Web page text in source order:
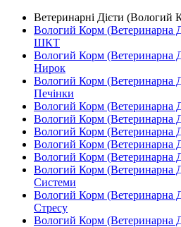
Ветеринарні Дієти (Вологий
Вологий Корм (Ветеринарна
ШКТ
Вологий Корм (Ветеринарна
Нирок
Вологий Корм (Ветеринарна
Печінки
Вологий Корм (Ветеринарна
Вологий Корм (Ветеринарна
Вологий Корм (Ветеринарна
Вологий Корм (Ветеринарна
Вологий Корм (Ветеринарна
Вологий Корм (Ветеринарна
Системи
Вологий Корм (Ветеринарна
Стресу
Вологий Корм (Ветеринарна